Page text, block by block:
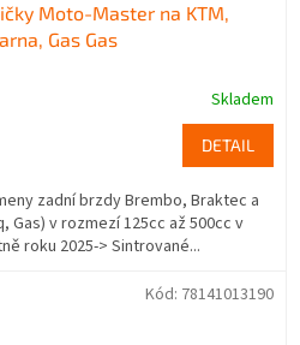
Moto-Master na KTM,
Gas Gas
Skladem
DETAIL
zadní brzdy Brembo, Braktec a
Gas) v rozmezí 125cc až 500cc v
roku 2025-> Sintrované...
Kód: 78141013190